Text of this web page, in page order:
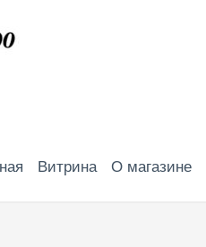
Витрина О магазине